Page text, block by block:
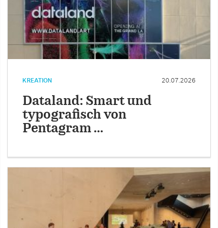
KREATION 20.07.2026
Dataland: Smart und
typografisch von
Pentagram …